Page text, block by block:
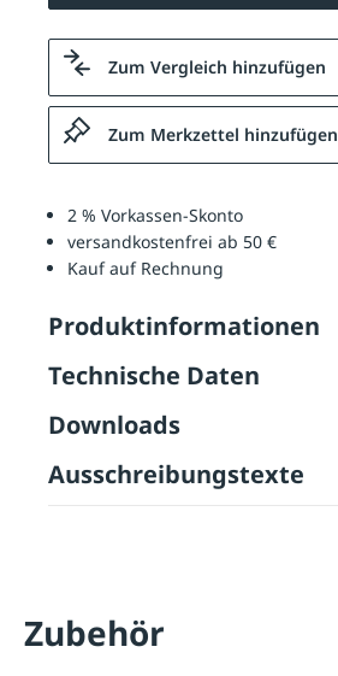
Zum Vergleich hinzufügen
Zum Merkzettel hinzufügen
2 % Vorkassen-Skonto
versandkostenfrei ab 50 €
Kauf auf Rechnung
Produktinformationen
Technische Daten
Downloads
Ausschreibungstexte
Zubehör